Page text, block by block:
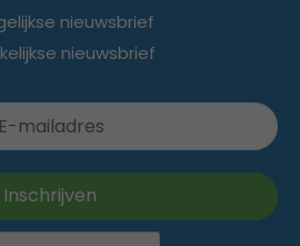
nieuwsbrief
nieuwsbrief